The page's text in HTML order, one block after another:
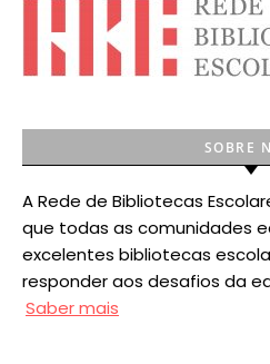
SOBRE
A Rede de Bibliotecas
que todas as comunidades
excelentes bibliotecas
responder aos desafios da
Saber mais